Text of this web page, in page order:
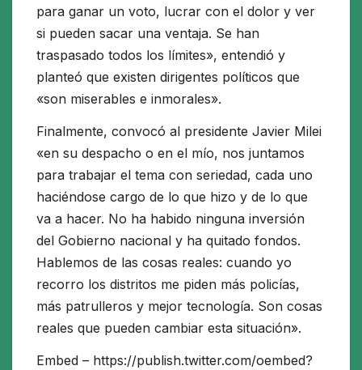
para ganar un voto, lucrar con el dolor y ver
si pueden sacar una ventaja. Se han
traspasado todos los límites», entendió y
planteó que existen dirigentes políticos que
«son miserables e inmorales».
Finalmente, convocó al presidente Javier Milei
«en su despacho o en el mío, nos juntamos
para trabajar el tema con seriedad, cada uno
haciéndose cargo de lo que hizo y de lo que
va a hacer. No ha habido ninguna inversión
del Gobierno nacional y ha quitado fondos.
Hablemos de las cosas reales: cuando yo
recorro los distritos me piden más policías,
más patrulleros y mejor tecnología. Son cosas
reales que pueden cambiar esta situación».
Embed – https://publish.twitter.com/oembed?